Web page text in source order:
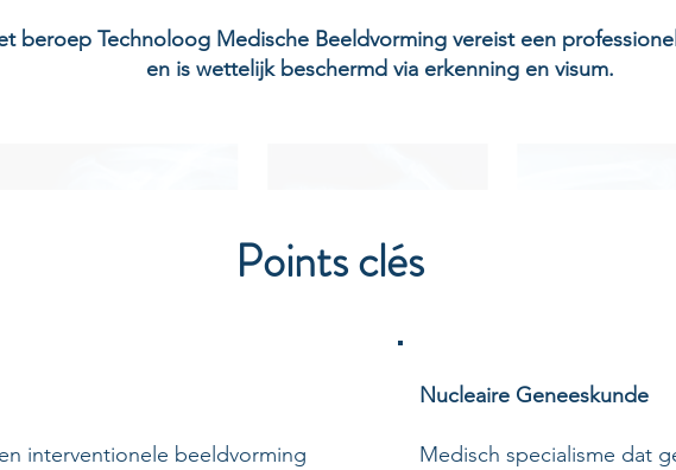
beroep Technoloog Medische Beeldvorming vereist een
en is wettelijk beschermd via erkenning en visum.
Points clés
interventionele beeldvorming
Nucleaire Geneeskunde
​Medisch specialisme dat